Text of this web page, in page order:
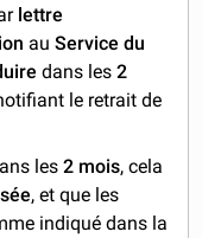
lettre
auService du
dans les2
le retrait de
les 2 mois, cela
, et que les
indiqué dans la